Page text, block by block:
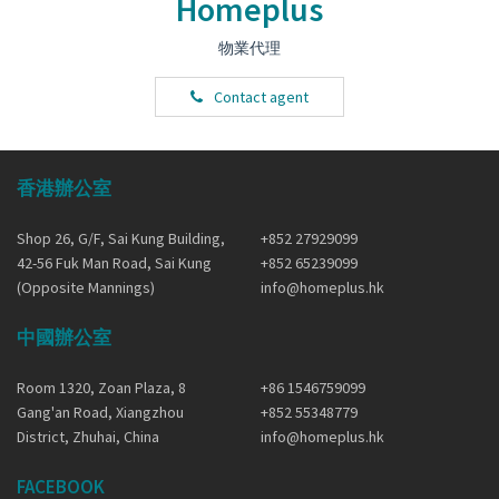
Homeplus
物業代理
Contact agent
香港辦公室
Shop 26, G/F, Sai Kung Building,
42-56 Fuk Man Road, Sai Kung
(Opposite Mannings)
+852 27929099
+852 65239099
info@homeplus.hk
中國辦公室
Room 1320, Zoan Plaza, 8
Gang'an Road, Xiangzhou
District, Zhuhai, China
+86 1546759099
+852 55348779
info@homeplus.hk
FACEBOOK